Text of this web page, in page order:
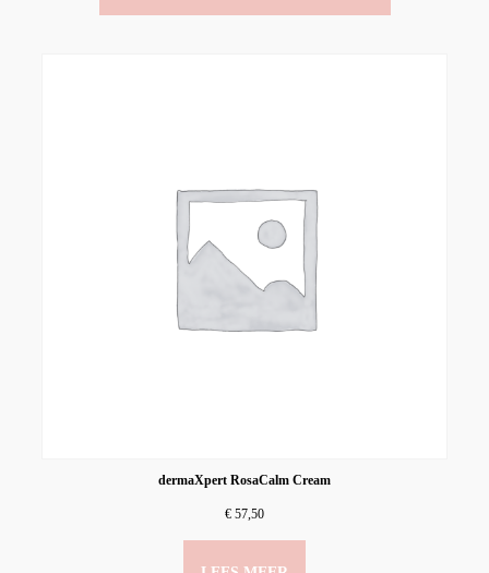
dermaXpert RosaCalm Cream
€ 57,50